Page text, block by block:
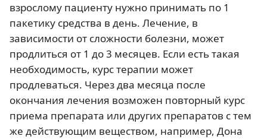
взрослому пациенту нужно принимать по 1
пакетику средства в день. Лечение, в
зависимости от сложности болезни, может
продлиться от 1 до 3 месяцев. Если есть такая
необходимость, курс терапии может
продлеваться. Через два месяца после
окончания лечения возможен повторный курс
приема препарата или других препаратов с тем
же действующим веществом, например, Дона